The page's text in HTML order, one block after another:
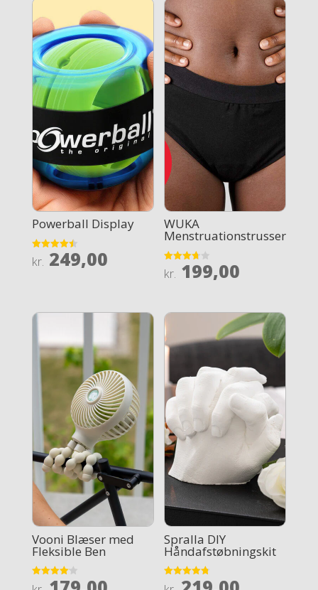
Powerball Display
Rated
4.5
kr. 249,00
WUKA
Menstruationstrusser
Rated
3.7
kr. 199,00
Vooni Blæser med
Fleksible Ben
Rated
Spralla DIY
Håndafstøbningskit
Rated